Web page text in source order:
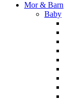
Mor & Barn
Baby